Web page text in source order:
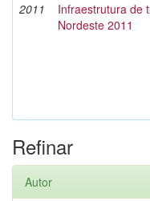
2011
Infraestrutura de
Nordeste 2011
Refinar
Autor